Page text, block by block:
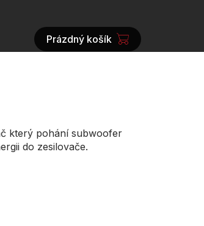
NÁKUPNÍ
Prázdný košík
který pohání subwoofer
do zesilovače.